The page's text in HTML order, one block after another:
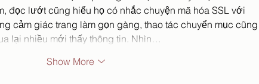
đọc lướt cũng hiểu họ có nhắc chuyện mã hóa SSL với
cảm giác trang làm gọn gàng, thao tác chuyển mục cũng
lại nhiều mới thấy thông tin. Nhìn…
Show More